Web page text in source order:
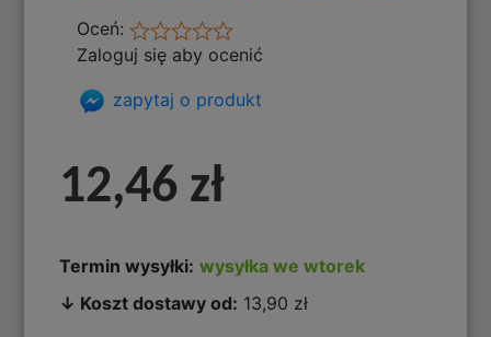
Oceń:
Zaloguj się aby ocenić
zapytaj o produkt
12,46 zł
Termin wysyłki: wysyłka we wtorek
↓ Koszt dostawy od: 13,90 zł